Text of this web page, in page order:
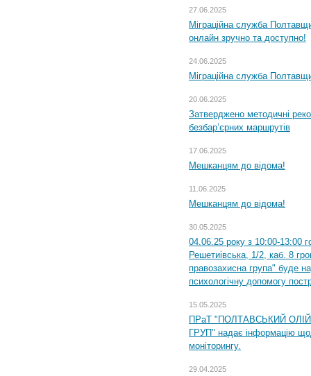
27.06.2025
Міграційна служба
онлайн зручно та доступно!
24.06.2025
Міграційна служба
20.06.2025
Затверджено методичні
безбар’єрних маршрутів
17.06.2025
Мешканцям до відома!
11.06.2025
Мешканцям до відома!
30.05.2025
04.06.25 року з 10:00-13:00
Решетиівська, 1/2, каб. 8
правозахисна група" буде
психологічну допомогу
15.05.2025
ПРаТ "ПОЛТАВСЬКИЙ
ГРУП" надає інформацію
моніторингу.
29.04.2025